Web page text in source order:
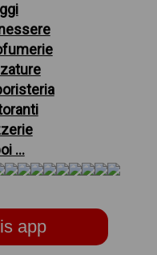
...
app